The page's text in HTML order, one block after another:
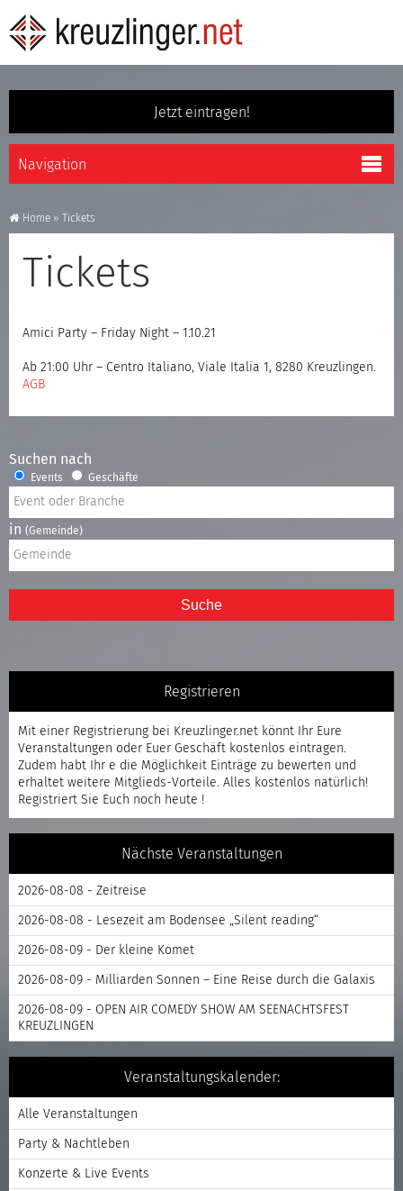
Jetzt eintragen!
Home » Tickets
Tickets
Amici Party – Friday Night – 1.10.21
Ab 21:00 Uhr – Centro Italiano, Viale Italia 1, 8280 Kreuzlingen.
AGB
Suchen nach
Events Geschäfte
in (Gemeinde)
Suche
Registrieren
Mit einer Registrierung bei Kreuzlinger.net könnt Ihr Eure
Veranstaltungen oder Euer Geschäft kostenlos eintragen.
Zudem habt Ihr e die Möglichkeit Einträge zu bewerten und
erhaltet weitere Mitglieds-Vorteile. Alles kostenlos natürlich!
Registriert Sie Euch noch heute !
Nächste Veranstaltungen
2026-08-08 - Zeitreise
2026-08-08 - Lesezeit am Bodensee „Silent reading“
2026-08-09 - Der kleine Komet
2026-08-09 - Milliarden Sonnen – Eine Reise durch die Galaxis
2026-08-09 - OPEN AIR COMEDY SHOW AM SEENACHTSFEST
KREUZLINGEN
Veranstaltungskalender:
Alle Veranstaltungen
Party & Nachtleben
Konzerte & Live Events